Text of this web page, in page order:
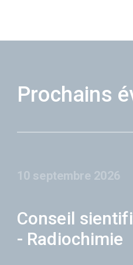
Prochains
10 septembre 2026
Conseil
- Radiochimie